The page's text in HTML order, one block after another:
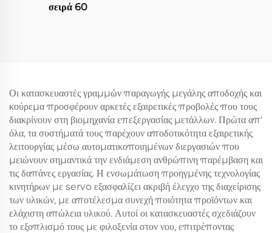
σειρά 60
Οι κατασκευαστές γραμμών παραγωγής μεγάλης αποδοχής και
κούρεμα προσφέρουν αρκετές εξαιρετικές προβολές που τους
διακρίνουν στη βιομηχανία επεξεργασίας μετάλλων. Πρώτα απ'
όλα, τα συστήματά τους παρέχουν αποδοτικότητα εξαιρετικής
λειτουργίας μέσω αυτοματικοποιημένων διεργασιών που
μειώνουν σημαντικά την ενδιάμεση ανθρώπινη παρέμβαση και
τις δαπάνες εργασίας. Η ενσωμάτωση προηγμένης τεχνολογίας
κινητήρων με servo εξασφαλίζει ακριβή έλεγχο της διαχείρισης
των υλικών, με αποτέλεσμα συνεχή ποιότητα προϊόντων και
ελάχιστη απώλεια υλικού. Αυτοί οι κατασκευαστές σχεδιάζουν
το εξοπλισμό τους με φιλοξενία στον νου, επιτρέποντας